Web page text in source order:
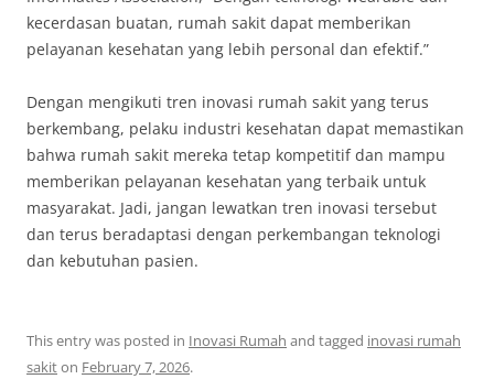
kecerdasan buatan, rumah sakit dapat memberikan
pelayanan kesehatan yang lebih personal dan efektif.”
Dengan mengikuti tren inovasi rumah sakit yang terus
berkembang, pelaku industri kesehatan dapat memastikan
bahwa rumah sakit mereka tetap kompetitif dan mampu
memberikan pelayanan kesehatan yang terbaik untuk
masyarakat. Jadi, jangan lewatkan tren inovasi tersebut
dan terus beradaptasi dengan perkembangan teknologi
dan kebutuhan pasien.
This entry was posted in Inovasi Rumah and tagged inovasi rumah
sakiton February 7, 2026.